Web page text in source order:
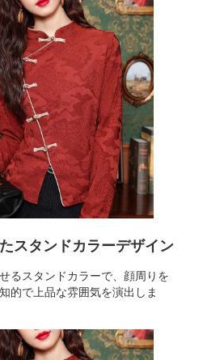
スタンドカラーデザイン
るスタンドカラーで、顔周りを
的で上品な雰囲気を演出しま